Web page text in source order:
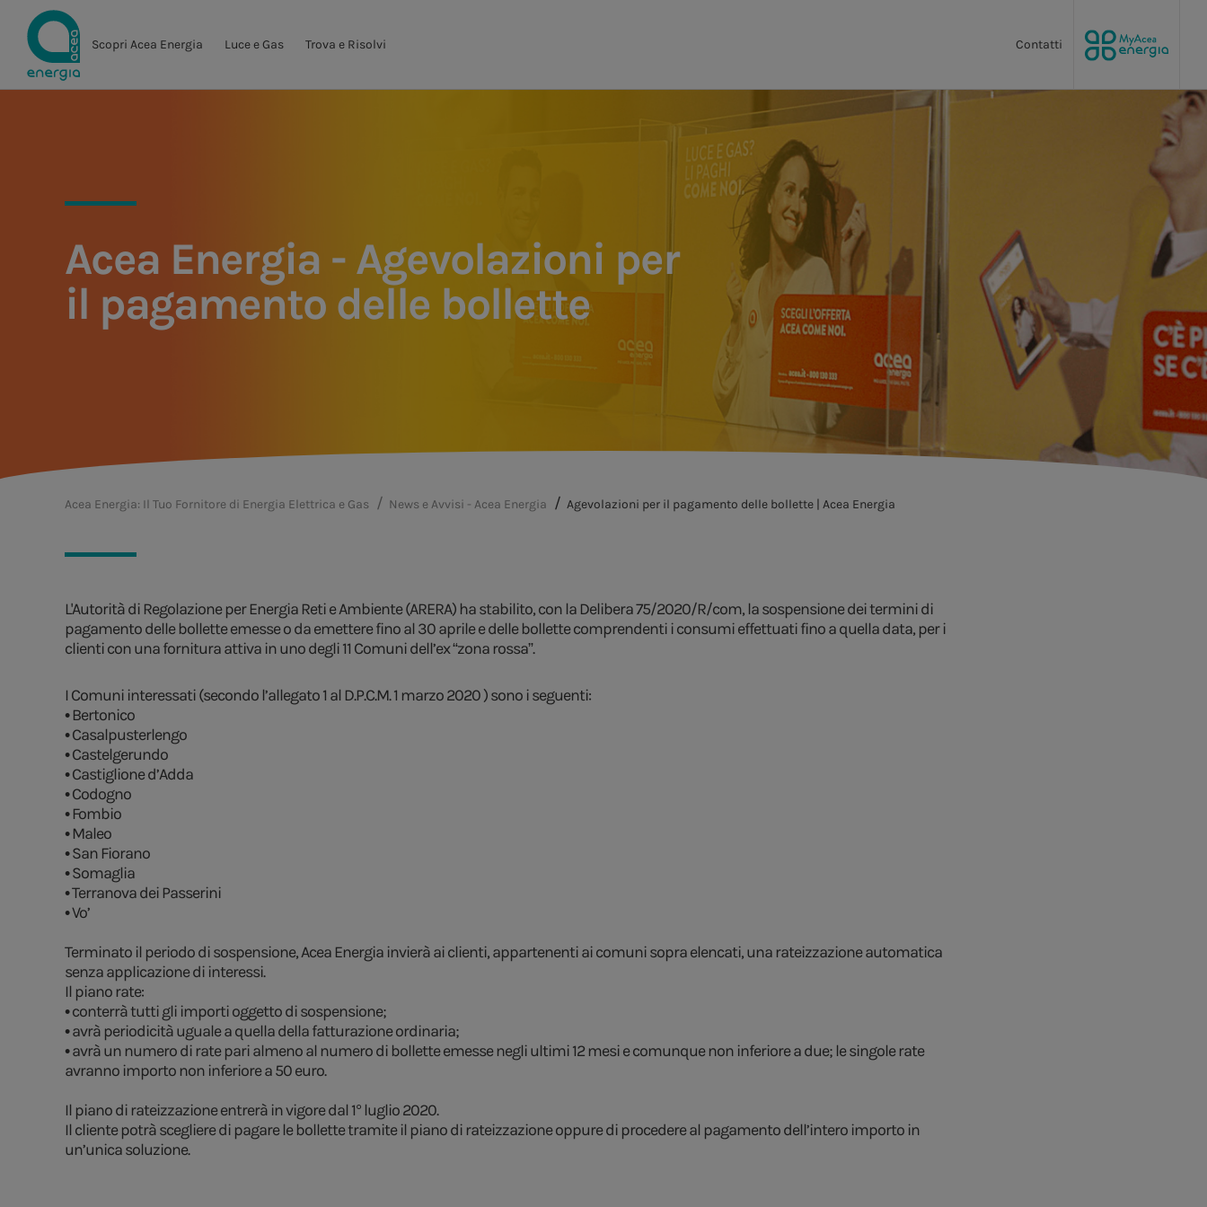
Scopri Acea Energia Luce e Gas Trova e Risolvi Contatti
Acea Energia - Agevolazioni per
il pagamento delle bollette
Acea Energia: Il Tuo Fornitore di Energia Elettrica e Gas News e Avvisi - Acea Energia Agevolazioni per il pagamento delle bollette | Acea Energia
L'Autorità di Regolazione per Energia Reti e Ambiente (ARERA) ha stabilito, con la Delibera 75/2020/R/com, la sospensione dei termini di
pagamento delle bollette emesse o da emettere fino al 30 aprile e delle bollette comprendenti i consumi effettuati fino a quella data, per i
clienti con una fornitura attiva in uno degli 11 Comuni dell’ex “zona rossa”.
I Comuni interessati (secondo l’allegato 1 al D.P.C.M. 1 marzo 2020 ) sono i seguenti:
• Bertonico
• Casalpusterlengo
• Castelgerundo
• Castiglione d’Adda
• Codogno
• Fombio
• Maleo
• San Fiorano
• Somaglia
• Terranova dei Passerini
• Vo’
Terminato il periodo di sospensione, Acea Energia invierà ai clienti, appartenenti ai comuni sopra elencati, una rateizzazione automatica
senza applicazione di interessi.
Il piano rate:
• conterrà tutti gli importi oggetto di sospensione;
• avrà periodicità uguale a quella della fatturazione ordinaria;
• avrà un numero di rate pari almeno al numero di bollette emesse negli ultimi 12 mesi e comunque non inferiore a due; le singole rate
avranno importo non inferiore a 50 euro.
Il piano di rateizzazione entrerà in vigore dal 1° luglio 2020.
Il cliente potrà scegliere di pagare le bollette tramite il piano di rateizzazione oppure di procedere al pagamento dell’intero importo in
un’unica soluzione.